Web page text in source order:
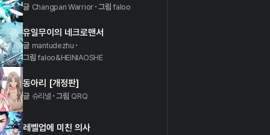
글 Changpan Warrior 그림 faloo
유일무이의 네크로맨서
글 mantudezhu
그림 faloo&HEINIAOSHE
동아리 [개정판]
글 슈리넬 그림 QRQ
레벨업에 미친 의사